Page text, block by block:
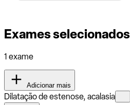
Exames selecionados
1 exame
Adicionar mais
Dilatação de estenose, acalasia